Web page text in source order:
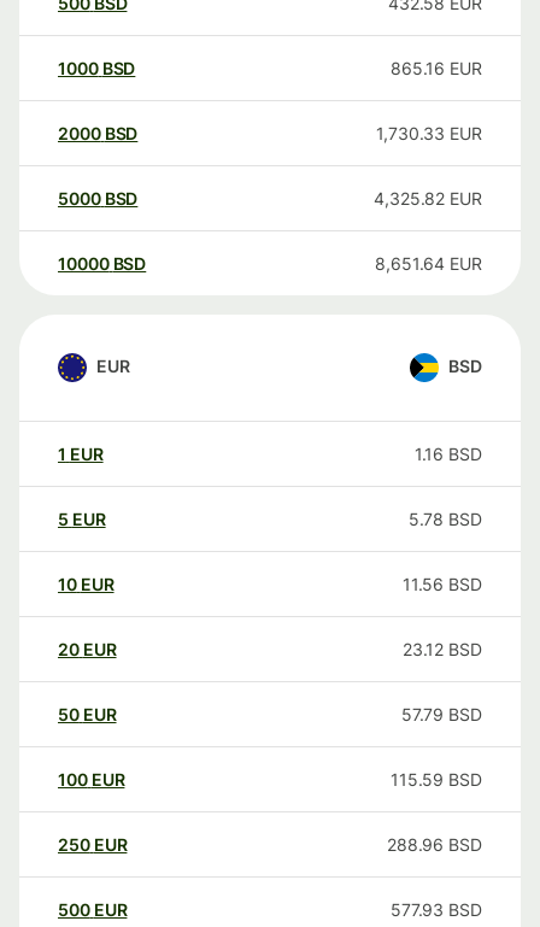
1000 BSD 865.16 EUR
2000 BSD 1,730.33 EUR
5000 BSD 4,325.82 EUR
10000 BSD 8,651.64 EUR
EUR BSD
1 EUR 1.16 BSD
5 EUR 5.78 BSD
10 EUR 11.56 BSD
20 EUR 23.12 BSD
50 EUR 57.79 BSD
100 EUR 115.59 BSD
250 EUR 288.96 BSD
500 EUR 577.93 BSD